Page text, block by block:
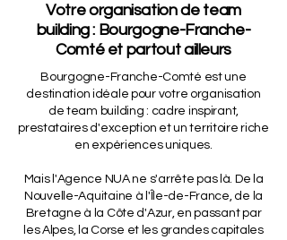
Votre organisation de team
building : Bourgogne-Franche-
Comté et partout ailleurs
Bourgogne-Franche-Comté est une
destination idéale pour votre organisation
de team building : cadre inspirant,
prestataires d'exception et un territoire riche
en expériences uniques.
Mais l'Agence NUA ne s'arrête pas là. De la
Nouvelle-Aquitaine à l'Île-de-France, de la
Bretagne à la Côte d'Azur, en passant par
les Alpes, la Corse et les grandes capitales